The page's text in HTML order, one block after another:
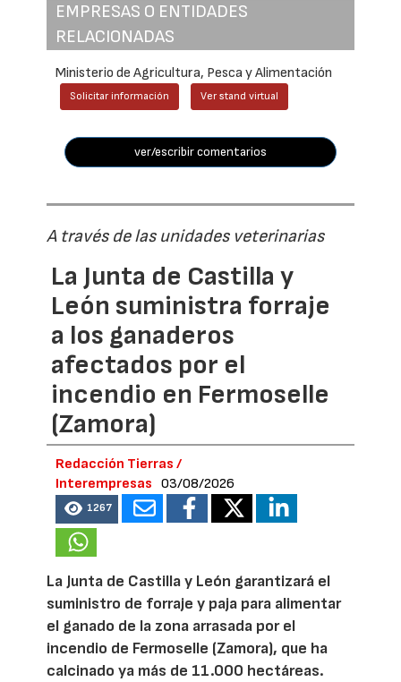
EMPRESAS O ENTIDADES
RELACIONADAS
Ministerio de Agricultura, Pesca y Alimentación
Solicitar información Ver stand virtual
ver/escribir comentarios
A través de las unidades veterinarias
La Junta de Castilla y
León suministra forraje
a los ganaderos
afectados por el
incendio en Fermoselle
(Zamora)
Redacción Tierras /
Interempresas
03/08/2026
1267
La Junta de Castilla y León garantizará el
suministro de forraje y paja para alimentar
el ganado de la zona arrasada por el
incendio de Fermoselle (Zamora), que ha
calcinado ya más de 11.000 hectáreas.